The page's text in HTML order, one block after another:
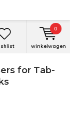
winkelwagen
0
for Tab-